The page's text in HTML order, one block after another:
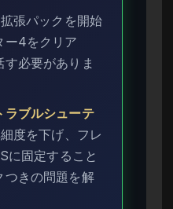
張パックを開始
ー4をクリア
必要がありま
ラブルシューテ
度を下げ、フレ
に固定すること
つきの問題を解